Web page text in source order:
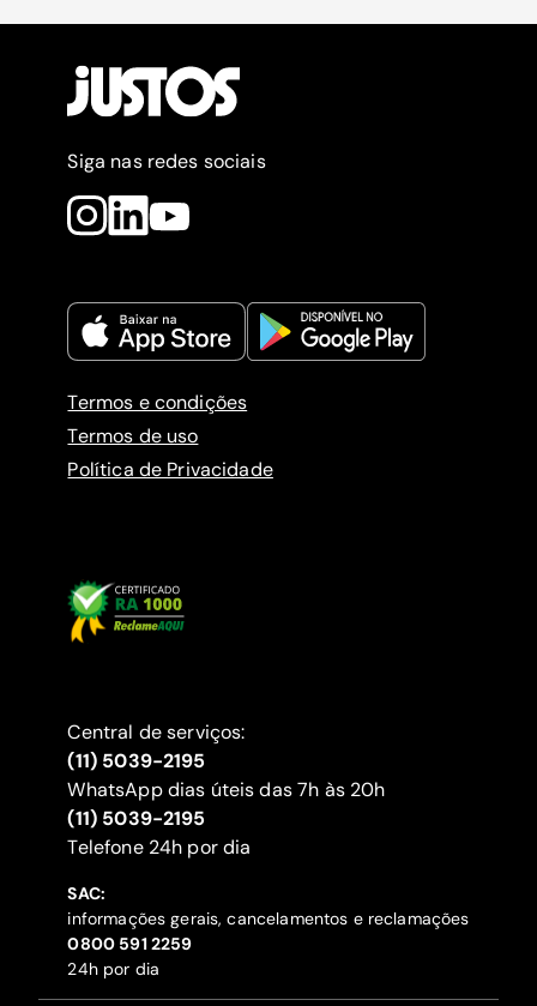
Siga nas redes sociais
Termos e condições
Termos de uso
Política de Privacidade
Central de serviços:
(11) 5039-2195
WhatsApp dias úteis das 7h às 20h
(11) 5039-2195
‍Telefone 24h por dia
SAC:
informações gerais, cancelamentos e reclamações
‍0800 591 2259
24h por dia